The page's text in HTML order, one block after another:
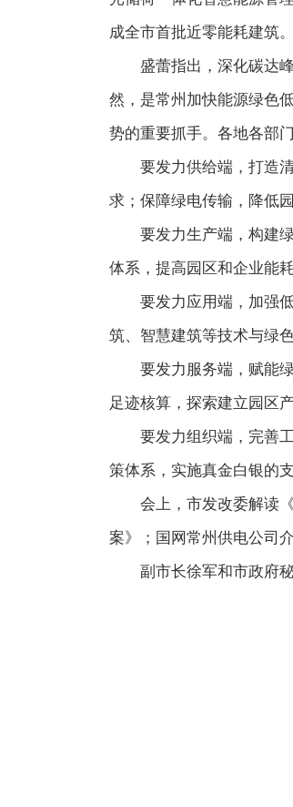
成全市首批近零能耗建筑。
盛蕾指出，深化碳达
然，是常州加快能源绿色
势的重要抓手。各地各部
要发力供给端，打造
求；保障绿电传输，降低
要发力生产端，构建
体系，提高园区和企业能
要发力应用端，加强
筑、智慧建筑等技术与绿
要发力服务端，赋能
足迹核算，探索建立园区
要发力组织端，完善
策体系，实施真金白银的
会上，市发改委解读
案》；国网常州供电公司
副市长徐军和市政府